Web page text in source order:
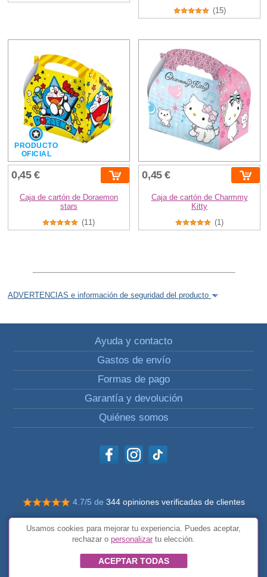
(15)
PRODUCTO
OFICIAL
0,45 €
Caja de cartón de Doraemon
stars
(11)
0,45 €
Caja de cartón de Charmmy
Kitty
(1)
ADVERTENCIAS e información de seguridad del producto
Ayuda y contacto
Gastos de envío
Formas de pago
Garantía y devolución
Quiénes somos
4.7/5 de 344 opiniones verificadas de clientes
© Todos los derechos reservados Impulsivos
Condiciones generales
Usamos cookies para mejorar tu experiencia. Puedes aceptar,
rechazar o personalizar tu elección.
ACEPTAR TODAS